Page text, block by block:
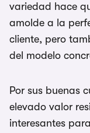
variedad hace
amolde a la
cliente, pero
del modelo
Por sus buenas
elevado valor
interesantes